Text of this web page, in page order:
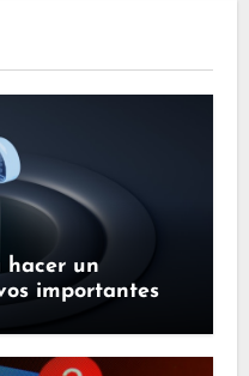
hacer un
importantes